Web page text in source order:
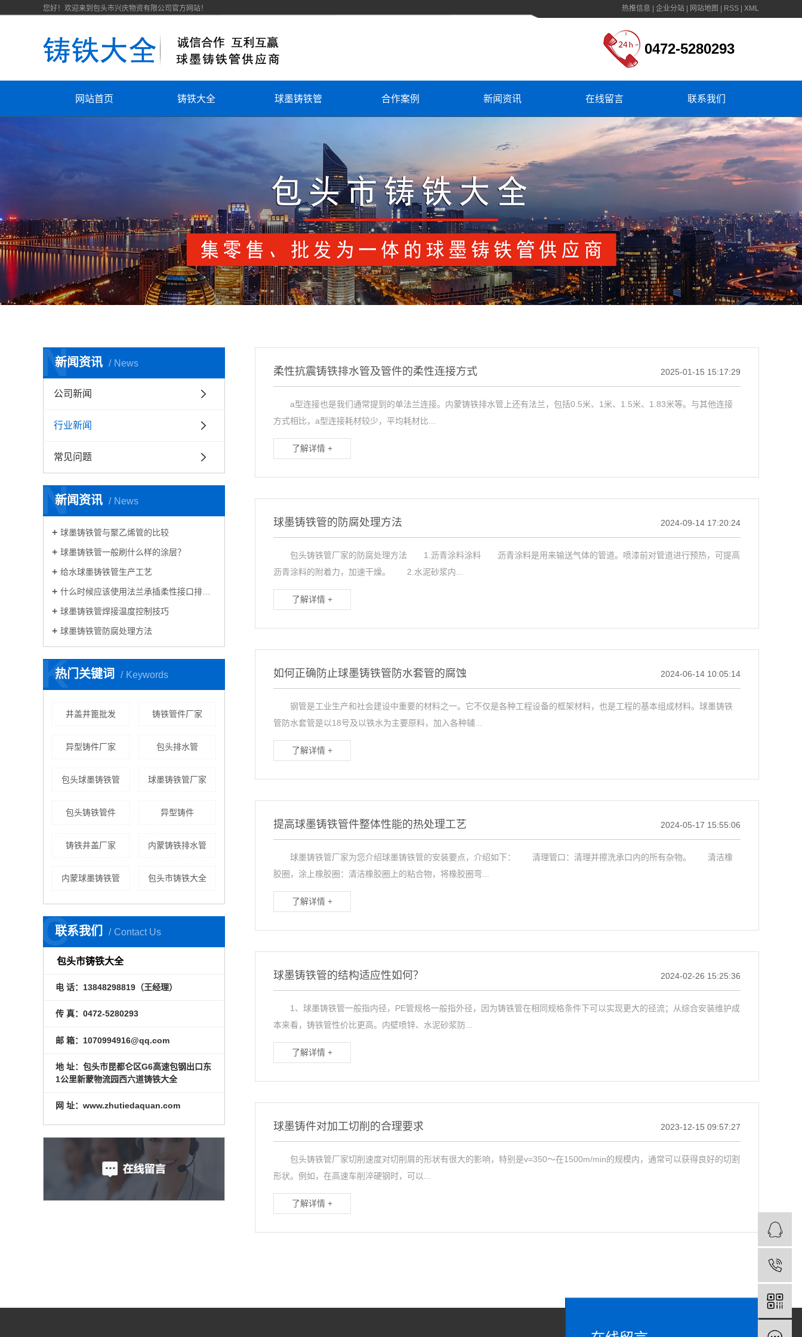
您好！欢迎来到包头市兴庆物资有限公司官方网站！ 热推信息 企业分站 网站地图 RSS XML
0472-5280293
网站首页 铸铁大全 球墨铸铁管
球墨铸铁管件
机制柔性排水管
铸铁管件
井盖井篦
定制异型铸件
合作案例 新闻资讯
行业新闻
常见问题
在线留言 联系我们
新闻资讯 News
N
公司新闻
行业新闻
常见问题
新闻资讯 News
N
球墨铸铁管与聚乙烯管的比较
球墨铸铁管一般刷什么样的涂层？
给水球墨铸铁管生产工艺
什么时候应该使用法兰承插柔性接口排水铸铁管？
球墨铸铁管焊接温度控制技巧
球墨铸铁管防腐处理方法
热门关键词 Keywords
K
井盖井篦批发 铸铁管件厂家
异型铸件厂家 包头排水管
包头球墨铸铁管 球墨铸铁管厂家
包头铸铁管件 异型铸件
铸铁井盖厂家 内蒙铸铁排水管
内蒙球墨铸铁管 包头市铸铁大全
联系我们 Contact Us
C
包头市铸铁大全
电 话：13848298819（王经理）
传 真：0472-5280293
邮 箱：1070994916@qq.com
地 址：包头市昆都仑区G6高速包钢出口东
1公里新蒙物流园西六道铸铁大全
网 址：www.zhutiedaquan.com
柔性抗震铸铁排水管及管件的柔性连接方式 2025-01-15 15:17:29
a型连接也是我们通常提到的单法兰连接。内蒙铸铁排水管上还有法兰，包括0.5米、1米、1.5米、1.83米等。与其他连接
方式相比，a型连接耗材较少，平均耗材比...
了解详情 +
球墨铸铁管的防腐处理方法 2024-09-14 17:20:24
包头铸铁管厂家的防腐处理方法 1.沥青涂料涂料 沥青涂料是用来输送气体的管道。喷漆前对管道进行预热，可提高
沥青涂料的附着力，加速干燥。 2.水泥砂浆内...
了解详情 +
如何正确防止球墨铸铁管防水套管的腐蚀 2024-06-14 10:05:14
钢管是工业生产和社会建设中重要的材料之一。它不仅是各种工程设备的框架材料，也是工程的基本组成材料。球墨铸铁
管防水套管是以18号及以铁水为主要原料，加入各种辅...
了解详情 +
提高球墨铸铁管件整体性能的热处理工艺 2024-05-17 15:55:06
球墨铸铁管厂家为您介绍球墨铸铁管的安装要点，介绍如下： 清理管口：清理并擦洗承口内的所有杂物。 清洁橡
胶圈，涂上橡胶圈：清洁橡胶圈上的粘合物，将橡胶圈弯...
了解详情 +
球墨铸铁管的结构适应性如何？ 2024-02-26 15:25:36
1、球墨铸铁管一般指内径，PE管规格一般指外径，因为铸铁管在相同规格条件下可以实现更大的径流；从综合安装维护成
本来看，铸铁管性价比更高。内壁喷锌、水泥砂浆防...
了解详情 +
球墨铸件对加工切削的合理要求 2023-12-15 09:57:27
包头铸铁管厂家切削速度对切削屑的形状有很大的影响，特别是v=350～在1500m/min的规模内，通常可以获得良好的切割
形状。例如，在高速车削淬硬钢时，可以...
了解详情 +